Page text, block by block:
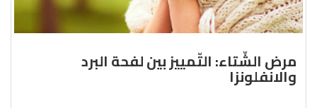
مرض الشّتاء: التّمييز بين لفحة البرد
والانفلونزا